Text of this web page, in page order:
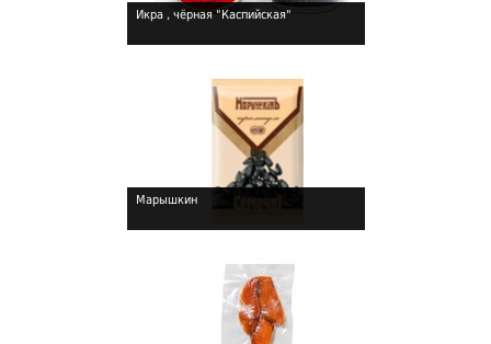
Икра , чёрная "Каспийская"
Марышкин